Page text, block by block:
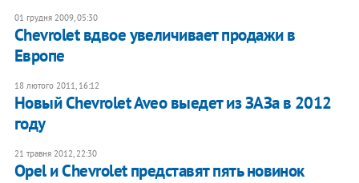
01 грудня 2009, 05:30
Chevrolet вдвое увеличивает продажи в
Европе
18 лютого 2011, 16:12
Новый Chevrolet Aveo выедет из ЗАЗа в 2012
году
21 травня 2012, 22:30
Opel и Chevrolet представят пять новинок